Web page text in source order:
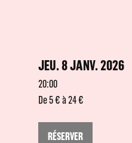
JEU. 8 JANV. 2026
20:00
De 5 € à 24 €
RÉSERVER